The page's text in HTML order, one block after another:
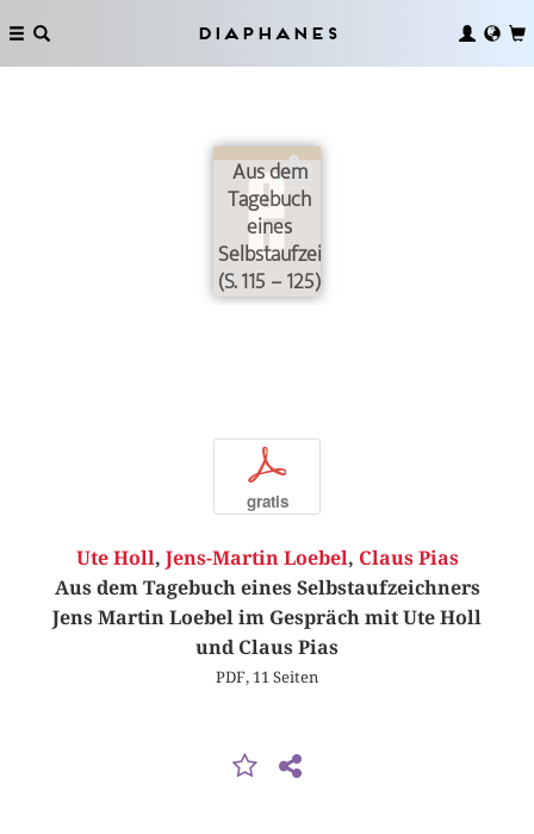
Diaphanes
Aus dem
Tagebuch
eines
Selbstaufzeichners
(S. 115 – 125)
p
gratis
Ute Holl, Jens-Martin Loebel, Claus Pias
Aus dem Tagebuch eines Selbstaufzeichners
Jens Martin Loebel im Gespräch mit Ute Holl
und Claus Pias
PDF, 11 Seiten